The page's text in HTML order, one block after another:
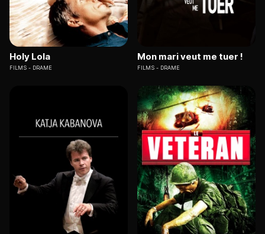
Holy Lola
FILMS DRAME
Mon mari veut me tuer !
FILMS DRAME